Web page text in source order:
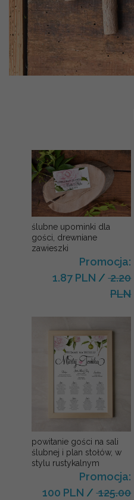
ślubne upominki dla
gości, drewniane
zawieszki
Promocja:
1.87 PLN /2.20
PLN
powitanie gości na sali
ślubnej i plan stołów, w
stylu rustykalnym
Promocja:
100 PLN /125.00